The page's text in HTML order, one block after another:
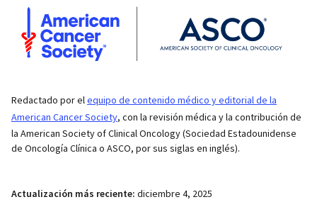
Redactado por elequipo de contenido médico y editorial de la
American Cancer Society, con la revisión médica y la contribución de
la American Society of Clinical Oncology (Sociedad Estadounidense
de Oncología Clínica o ASCO, por sus siglas en inglés).
Actualización más reciente: diciembre 4, 2025